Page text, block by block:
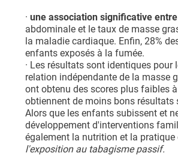
· une association significative
abdominale et le taux de masse
la maladie cardiaque. Enfin, 28%
enfants exposés à la fumée.
· Les résultats sont identiques
relation indépendante de la masse
ont obtenu des scores plus faibles
obtiennent de moins bons résultats
Alors que les enfants subissent et
développement d'interventions
également la nutrition et la pratique
l'exposition au tabagisme passif.